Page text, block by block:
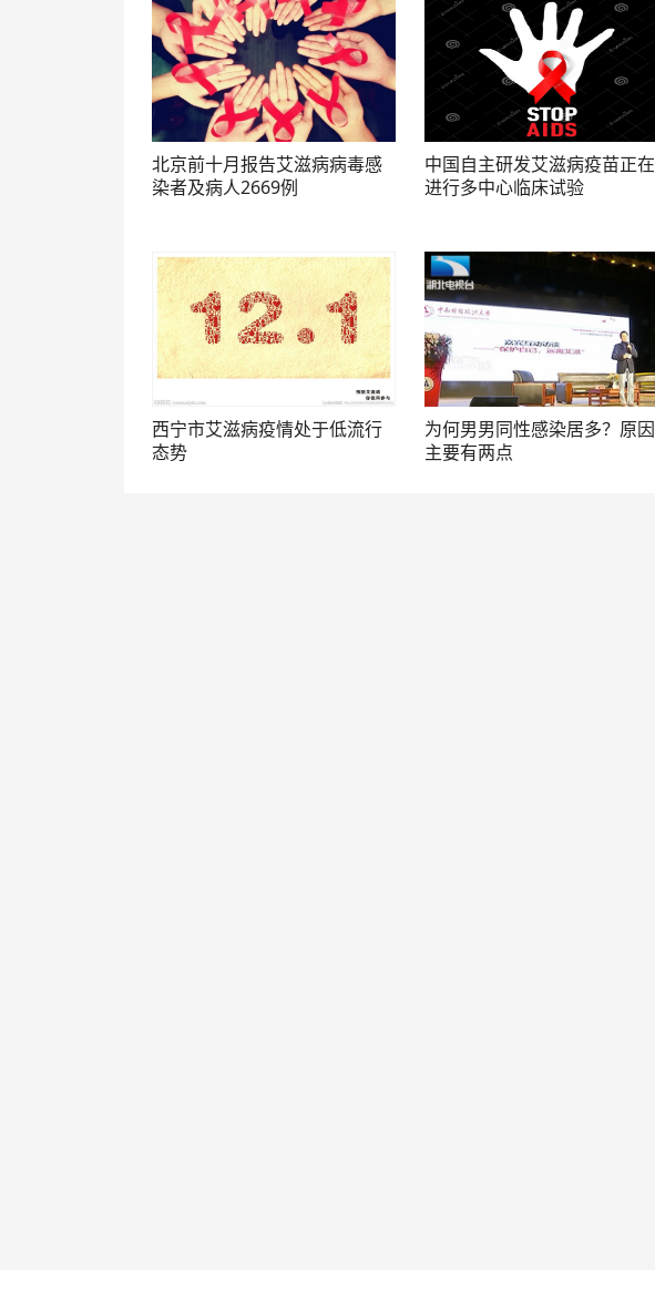
北京前十月报告艾滋病病毒感
染者及病人2669例
中国自主研发艾滋病疫苗正在
进行多中心临床试验
西宁市艾滋病疫情处于低流行
态势
为何男男同性感染居多？原因
主要有两点